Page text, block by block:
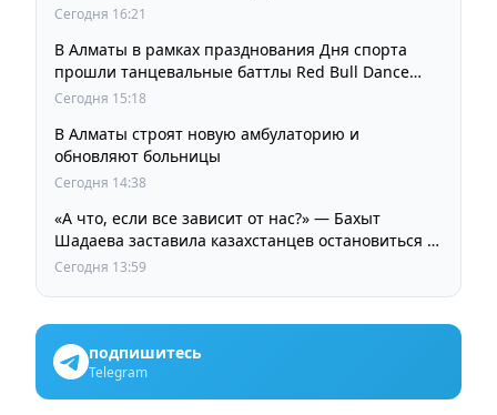
Сегодня 16:21
В Алматы в рамках празднования Дня спорта
прошли танцевальные баттлы Red Bull Dance
Your Style
Сегодня 15:18
В Алматы строят новую амбулаторию и
обновляют больницы
Сегодня 14:38
«А что, если все зависит от нас?» — Бахыт
Шадаева заставила казахстанцев остановиться и
задуматься
Сегодня 13:59
подпишитесь
Telegram